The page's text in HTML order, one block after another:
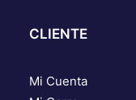
CLIENTE
Mi Cuenta